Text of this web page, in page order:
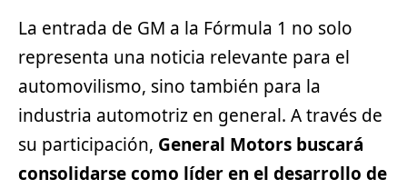
La entrada de GM a la Fórmula 1 no solo
representa una noticia relevante para el
automovilismo, sino también para la
industria automotriz en general. A través de
su participación, General Motors buscará
consolidarse como líder en el desarrollo de